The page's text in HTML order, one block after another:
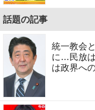
話題の記事
統一教会
に…民放
は政界へ